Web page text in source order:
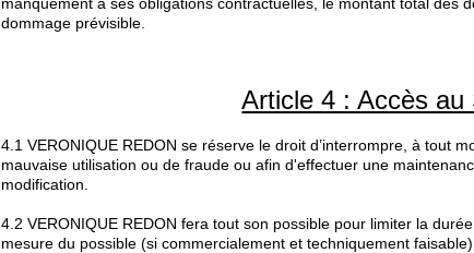
dommage prévisible.
Article 4 : Accès au
4.1 VERONIQUE REDON se réserve le droit d’interrompre, à tout
mauvaise utilisation ou de fraude ou afin d'effectuer une
modification.
4.2 VERONIQUE REDON fera tout son possible pour limiter la
mesure du possible (si commercialement et techniquement